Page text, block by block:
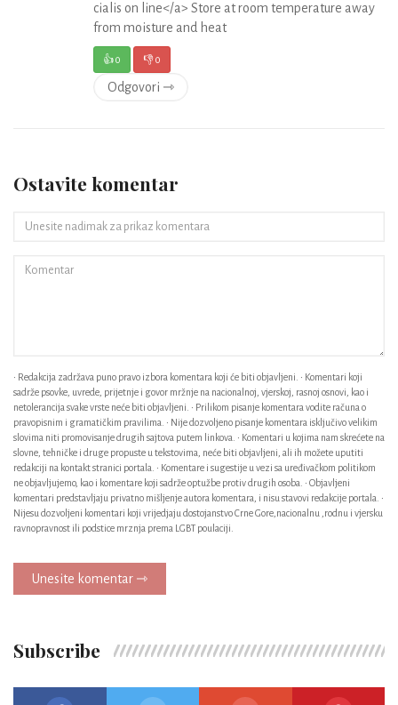
cialis on line</a> Store at room temperature away
from moisture and heat
👍0 👎0
Odgovori ⇾
Ostavite komentar
• Redakcija zadržava puno pravo izbora komentara koji će biti objavljeni. • Komentari koji
sadrže psovke, uvrede, prijetnje i govor mržnje na nacionalnoj, vjerskoj, rasnoj osnovi, kao i
netolerancija svake vrste neće biti objavljeni. • Prilikom pisanje komentara vodite računa o
pravopisnim i gramatičkim pravilima. • Nije dozvoljeno pisanje komentara isključivo velikim
slovima niti promovisanje drugih sajtova putem linkova. • Komentari u kojima nam skrećete na
slovne, tehničke i druge propuste u tekstovima, neće biti objavljeni, ali ih možete uputiti
redakciji na kontakt stranici portala. • Komentare i sugestije u vezi sa uređivačkom politikom
ne objavljujemo, kao i komentare koji sadrže optužbe protiv drugih osoba. • Objavljeni
komentari predstavljaju privatno mišljenje autora komentara, i nisu stavovi redakcije portala. •
Nijesu dozvoljeni komentari koji vrijedjaju dostojanstvo Crne Gore,nacionalnu ,rodnu i vjersku
ravnopravnost ili podstice mrznja prema LGBT poulaciji.
Unesite komentar ⇾
Subscribe